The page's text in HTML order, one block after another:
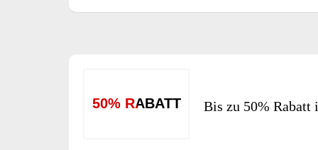
50% RABATT Bis zu 50% Rabatt